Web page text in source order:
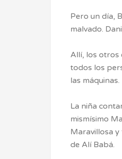
Pero un día,
malvado.
Allí, los otros
todos los
las
La niña
mismísimo
Maravillosa y
de Alí Babá.